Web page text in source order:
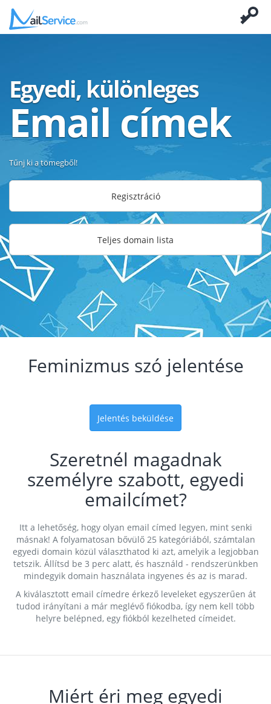
Egyedi, különleges
Email címek
Tűnj ki a tömegből!
Regisztráció
Teljes domain lista
Feminizmus szó jelentése
Jelentés beküldése
Szeretnél magadnak
személyre szabott, egyedi
emailcímet?
Itt a lehetőség, hogy olyan email címed legyen, mint senki
másnak! A folyamatosan bővülő 25 kategóriából, számtalan
egyedi domain közül választhatod ki azt, amelyik a legjobban
tetszik. Állítsd be 3 perc alatt, és használd - rendszerünkben
mindegyik domain használata ingyenes és az is marad.
A kiválasztott email címedre érkező leveleket egyszerűen át
tudod irányítani a már meglévő fiókodba, így nem kell több
helyre belépned, egy fiókból kezelheted címeidet.
Miért éri meg egyedi